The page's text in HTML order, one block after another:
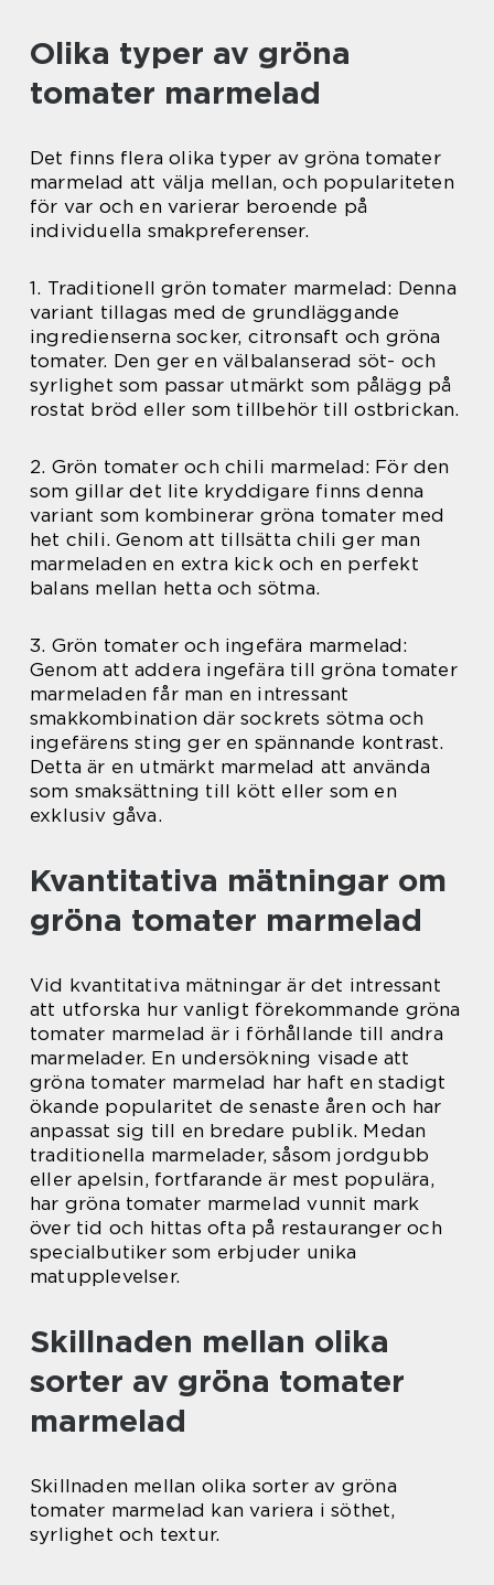
Olika typer av gröna
tomater marmelad
Det finns flera olika typer av gröna tomater
marmelad att välja mellan, och populariteten
för var och en varierar beroende på
individuella smakpreferenser.
1. Traditionell grön tomater marmelad: Denna
variant tillagas med de grundläggande
ingredienserna socker, citronsaft och gröna
tomater. Den ger en välbalanserad söt- och
syrlighet som passar utmärkt som pålägg på
rostat bröd eller som tillbehör till ostbrickan.
2. Grön tomater och chili marmelad: För den
som gillar det lite kryddigare finns denna
variant som kombinerar gröna tomater med
het chili. Genom att tillsätta chili ger man
marmeladen en extra kick och en perfekt
balans mellan hetta och sötma.
3. Grön tomater och ingefära marmelad:
Genom att addera ingefära till gröna tomater
marmeladen får man en intressant
smakkombination där sockrets sötma och
ingefärens sting ger en spännande kontrast.
Detta är en utmärkt marmelad att använda
som smaksättning till kött eller som en
exklusiv gåva.
Kvantitativa mätningar om
gröna tomater marmelad
Vid kvantitativa mätningar är det intressant
att utforska hur vanligt förekommande gröna
tomater marmelad är i förhållande till andra
marmelader. En undersökning visade att
gröna tomater marmelad har haft en stadigt
ökande popularitet de senaste åren och har
anpassat sig till en bredare publik. Medan
traditionella marmelader, såsom jordgubb
eller apelsin, fortfarande är mest populära,
har gröna tomater marmelad vunnit mark
över tid och hittas ofta på restauranger och
specialbutiker som erbjuder unika
matupplevelser.
Skillnaden mellan olika
sorter av gröna tomater
marmelad
Skillnaden mellan olika sorter av gröna
tomater marmelad kan variera i söthet,
syrlighet och textur.